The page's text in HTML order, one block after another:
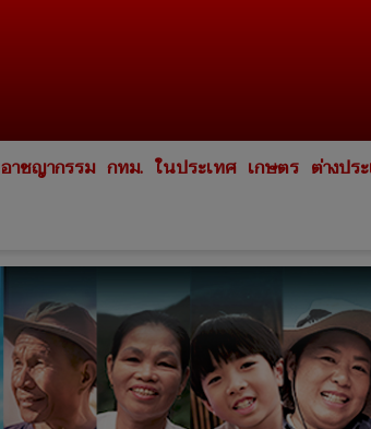
อาชญากรรม กทม. ในประเทศ เกษตร ต่างปร